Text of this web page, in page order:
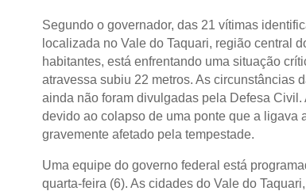
Segundo o governador, das 21 vítimas
localizada no Vale do Taquari, região central
habitantes, está enfrentando uma situação
atravessa subiu 22 metros. As circunstâncias
ainda não foram divulgadas pela Defesa
devido ao colapso de uma ponte que a ligava
gravemente afetado pela tempestade.
Uma equipe do governo federal está
quarta-feira (6). As cidades do Vale do